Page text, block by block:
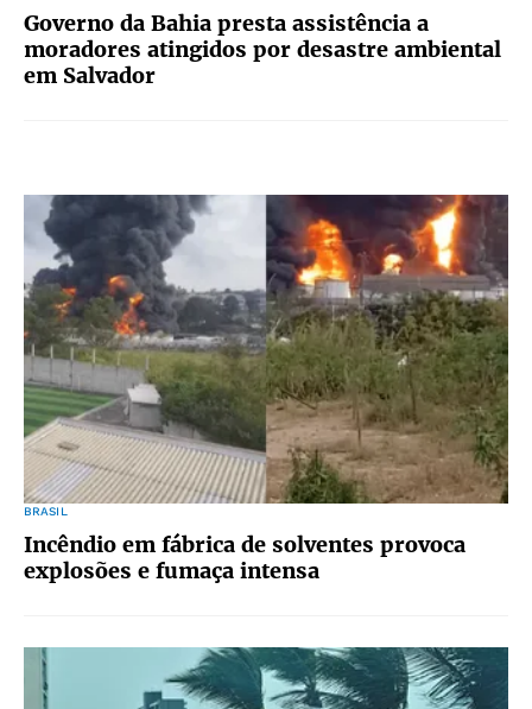
Governo da Bahia presta assistência a
moradores atingidos por desastre ambiental
em Salvador
BRASIL
Incêndio em fábrica de solventes provoca
explosões e fumaça intensa